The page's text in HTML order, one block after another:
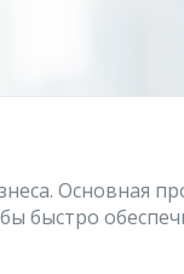
Основная
быстро